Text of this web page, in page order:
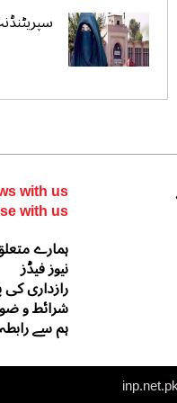
بی بی
with us
with us
ہمارے
نیوز فیڈز
رازداری
شرائط و
ہم سے